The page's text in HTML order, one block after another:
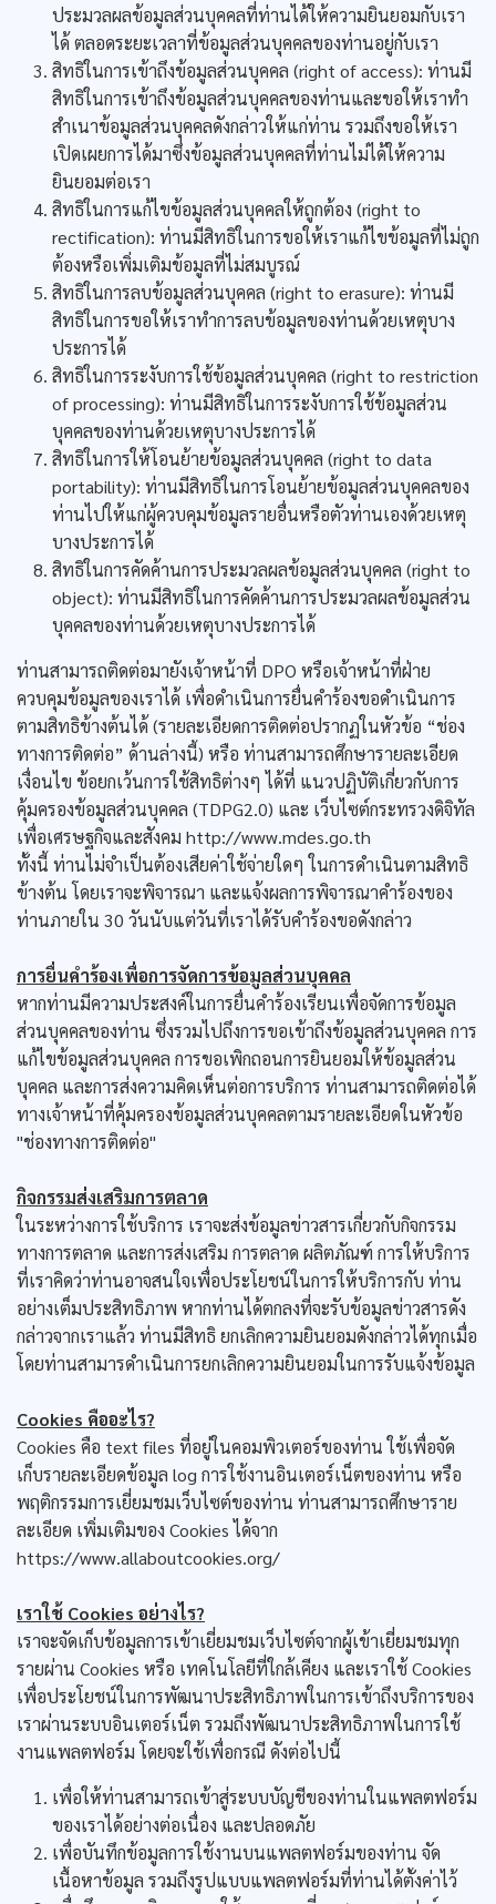
ประมวลผลข้อมูลส่วนบุคคลที่ท่านได้ให้ความยินยอมกับเรา
ได้ ตลอดระยะเวลาที่ข้อมูลส่วนบุคคลของท่านอยู่กับเรา
สิทธิในการเข้าถึงข้อมูลส่วนบุคคล (right of access): ท่านมี
สิทธิในการเข้าถึงข้อมูลส่วนบุคคลของท่านและขอให้เราทำ
สำเนาข้อมูลส่วนบุคคลดังกล่าวให้แก่ท่าน รวมถึงขอให้เรา
เปิดเผยการได้มาซึ่งข้อมูลส่วนบุคคลที่ท่านไม่ได้ให้ความ
ยินยอมต่อเรา
สิทธิในการแก้ไขข้อมูลส่วนบุคคลให้ถูกต้อง (right to
rectification): ท่านมีสิทธิในการขอให้เราแก้ไขข้อมูลที่ไม่ถูก
ต้องหรือเพิ่มเติมข้อมูลที่ไม่สมบูรณ์
สิทธิในการลบข้อมูลส่วนบุคคล (right to erasure): ท่านมี
สิทธิในการขอให้เราทำการลบข้อมูลของท่านด้วยเหตุบาง
ประการได้
สิทธิในการระงับการใช้ข้อมูลส่วนบุคคล (right to restriction
of processing): ท่านมีสิทธิในการระงับการใช้ข้อมูลส่วน
บุคคลของท่านด้วยเหตุบางประการได้
สิทธิในการให้โอนย้ายข้อมูลส่วนบุคคล (right to data
portability): ท่านมีสิทธิในการโอนย้ายข้อมูลส่วนบุคคลของ
ท่านไปให้แก่ผู้ควบคุมข้อมูลรายอื่นหรือตัวท่านเองด้วยเหตุ
บางประการได้
สิทธิในการคัดค้านการประมวลผลข้อมูลส่วนบุคคล (right to
object): ท่านมีสิทธิในการคัดค้านการประมวลผลข้อมูลส่วน
บุคคลของท่านด้วยเหตุบางประการได้
ท่านสามารถติดต่อมายังเจ้าหน้าที่ DPO หรือเจ้าหน้าที่ฝ่าย
ควบคุมข้อมูลของเราได้ เพื่อดำเนินการยื่นคำร้องขอดำเนินการ
ตามสิทธิข้างต้นได้ (รายละเอียดการติดต่อปรากฏในหัวข้อ “ช่อง
ทางการติดต่อ” ด้านล่างนี้) หรือ ท่านสามารถศึกษารายละเอียด
เงื่อนไข ข้อยกเว้นการใช้สิทธิต่างๆ ได้ที่ แนวปฏิบัติเกี่ยวกับการ
คุ้มครองข้อมูลส่วนบุคคล (TDPG2.0) และ เว็บไซต์กระทรวงดิจิทัล
เพื่อเศรษฐกิจและสังคม http://www.mdes.go.th
ทั้งนี้ ท่านไม่จำเป็นต้องเสียค่าใช้จ่ายใดๆ ในการดำเนินตามสิทธิ
ข้างต้น โดยเราจะพิจารณา และแจ้งผลการพิจารณาคำร้องของ
ท่านภายใน 30 วันนับแต่วันที่เราได้รับคำร้องขอดังกล่าว
การยื่นคำร้องเพื่อการจัดการข้อมูลส่วนบุคคล
หากท่านมีความประสงค์ในการยื่นคำร้องเรียนเพื่อจัดการข้อมูล
ส่วนบุคคลของท่าน ซึ่งรวมไปถึงการขอเข้าถึงข้อมูลส่วนบุคคล การ
แก้ไขข้อมูลส่วนบุคคล การขอเพิกถอนการยินยอมให้ข้อมูลส่วน
บุคคล และการส่งความคิดเห็นต่อการบริการ ท่านสามารถติดต่อได้
ทางเจ้าหน้าที่คุ้มครองข้อมูลส่วนบุคคลตามรายละเอียดในหัวข้อ
"ช่องทางการติดต่อ"
กิจกรรมส่งเสริมการตลาด
ในระหว่างการใช้บริการ เราจะส่งข้อมูลข่าวสารเกี่ยวกับกิจกรรม
ทางการตลาด และการส่งเสริม การตลาด ผลิตภัณฑ์ การให้บริการ
ที่เราคิดว่าท่านอาจสนใจเพื่อประโยชน์ในการให้บริการกับ ท่าน
อย่างเต็มประสิทธิภาพ หากท่านได้ตกลงที่จะรับข้อมูลข่าวสารดัง
กล่าวจากเราแล้ว ท่านมีสิทธิ ยกเลิกความยินยอมดังกล่าวได้ทุกเมื่อ
โดยท่านสามารดำเนินการยกเลิกความยินยอมในการรับแจ้งข้อมูล
Cookies คืออะไร?
Cookies คือ text files ที่อยู่ในคอมพิวเตอร์ของท่าน ใช้เพื่อจัด
เก็บรายละเอียดข้อมูล log การใช้งานอินเตอร์เน็ตของท่าน หรือ
พฤติกรรมการเยี่ยมชมเว็บไซต์ของท่าน ท่านสามารถศึกษาราย
ละเอียด เพิ่มเติมของ Cookies ได้จาก
https://www.allaboutcookies.org/
เราใช้ Cookies อย่างไร?
เราจะจัดเก็บข้อมูลการเข้าเยี่ยมชมเว็บไซต์จากผู้เข้าเยี่ยมชมทุก
รายผ่าน Cookies หรือ เทคโนโลยีที่ใกล้เคียง และเราใช้ Cookies
เพื่อประโยชน์ในการพัฒนาประสิทธิภาพในการเข้าถึงบริการของ
เราผ่านระบบอินเตอร์เน็ต รวมถึงพัฒนาประสิทธิภาพในการใช้
งานแพลตฟอร์ม โดยจะใช้เพื่อกรณี ดังต่อไปนี้
เพื่อให้ท่านสามารถเข้าสู่ระบบบัญชีของท่านในแพลตฟอร์ม
ของเราได้อย่างต่อเนื่อง และปลอดภัย
เพื่อบันทึกข้อมูลการใช้งานบนแพลตฟอร์มของท่าน จัด
เนื้อหาข้อมูล รวมถึงรูปแบบแพลตฟอร์มที่ท่านได้ตั้งค่าไว้